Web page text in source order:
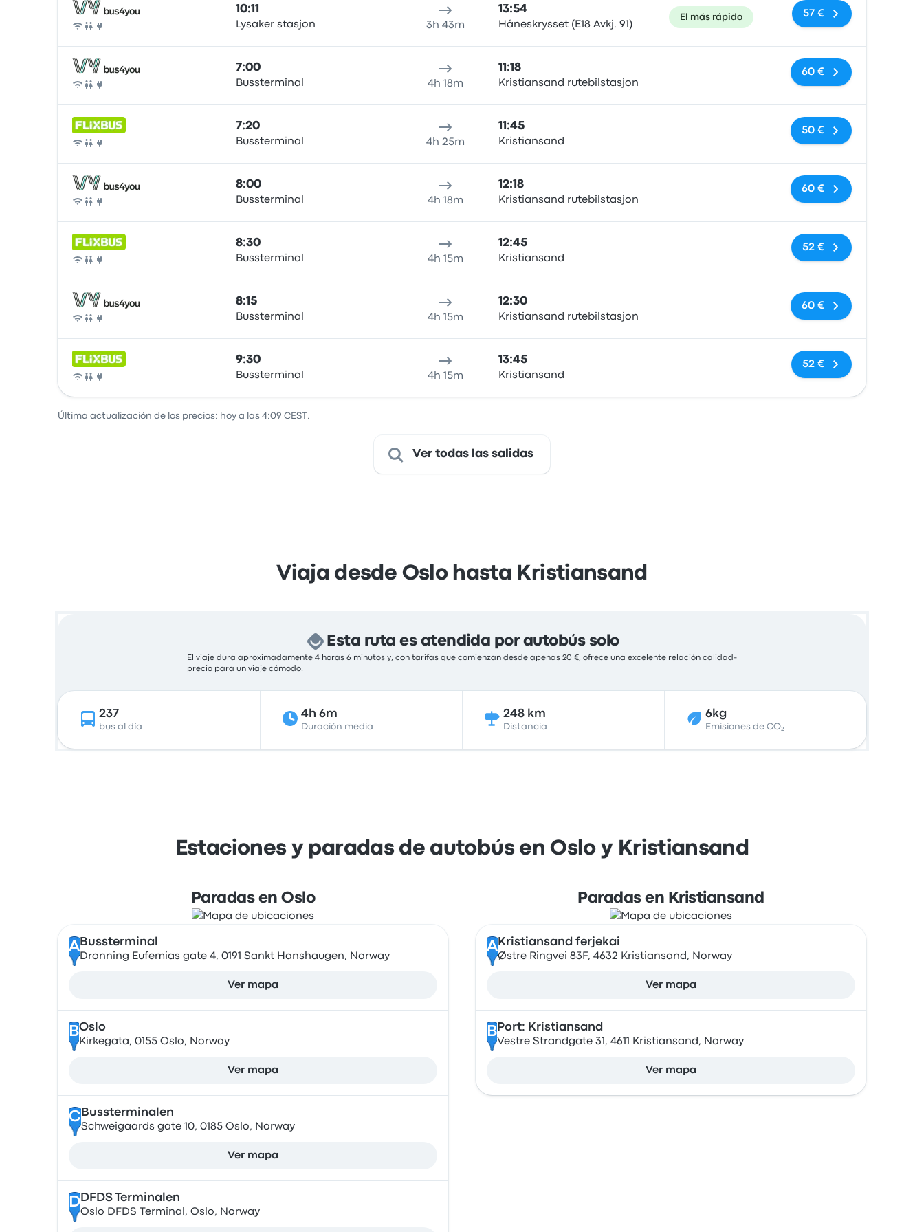
Autobús
10:11
Lysaker stasjon 3h 43m
13:54
Håneskrysset (E18 Avkj. 91)
El más rápido 57 €
Autobús
7:00
Bussterminal 4h 18m
11:18
Kristiansand rutebilstasjon
Sin etiquetas
60 €
Autobús
7:20
Bussterminal 4h 25m
11:45
Kristiansand
Sin etiquetas
50 €
Autobús
8:00
Bussterminal 4h 18m
12:18
Kristiansand rutebilstasjon
Sin etiquetas
60 €
Autobús
8:30
Bussterminal 4h 15m
12:45
Kristiansand
Sin etiquetas
52 €
Autobús
8:15
Bussterminal 4h 15m
12:30
Kristiansand rutebilstasjon
Sin etiquetas
60 €
Autobús
9:30
Bussterminal 4h 15m
13:45
Kristiansand
Sin etiquetas
52 €
Última actualización de los precios: hoy a las 4:09 CEST.
Ver todas las salidas
Viaja desde Oslo hasta Kristiansand
Esta ruta es atendida por autobús solo
El viaje dura aproximadamente 4 horas 6 minutos y, con tarifas que comienzan desde apenas 20 €, ofrece una excelente relación calidad-
precio para un viaje cómodo.
237
bus al día
4h 6m
Duración media
248 km
Distancia
6kg
Emisiones de CO₂
Estaciones y paradas de autobús en Oslo y Kristiansand
Paradas en Oslo
A Bussterminal
Dronning Eufemias gate 4, 0191 Sankt Hanshaugen, Norway
Ver mapa
BOslo
Kirkegata, 0155 Oslo, Norway
Ver mapa
CBussterminalen
Schweigaards gate 10, 0185 Oslo, Norway
Ver mapa
DDFDS Terminalen
Oslo DFDS Terminal, Oslo, Norway
Paradas en Kristiansand
A Kristiansand ferjekai
Østre Ringvei 83F, 4632 Kristiansand, Norway
Ver mapa
B Port: Kristiansand
Vestre Strandgate 31, 4611 Kristiansand, Norway
Ver mapa